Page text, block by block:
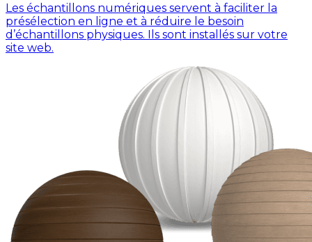
Les échantillons numériques servent à faciliter la
présélection en ligne et à réduire le besoin
d’échantillons physiques. Ils sont installés sur votre
site web.